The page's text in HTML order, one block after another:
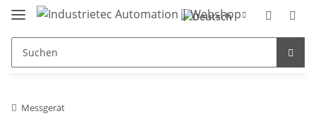
Messgerät